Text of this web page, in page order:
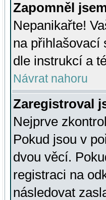
Zapomněl
Nepanikařte!
na
dle instrukcí a
Návrat nahoru
Zaregistroval
Nejprve
Pokud jsou v
dvou věcí.
registraci na
následovat